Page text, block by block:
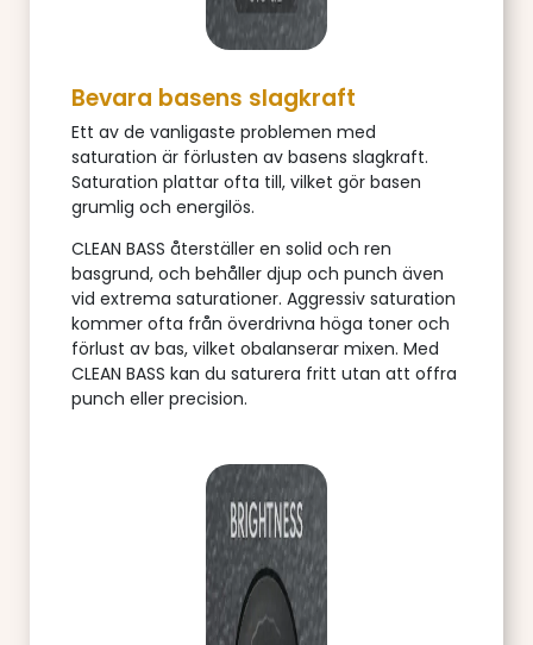
Bevara basens slagkraft
Ett av de vanligaste problemen med
saturation är förlusten av basens slagkraft.
Saturation plattar ofta till, vilket gör basen
grumlig och energilös.
CLEAN BASS återställer en solid och ren
basgrund, och behåller djup och punch även
vid extrema saturationer. Aggressiv saturation
kommer ofta från överdrivna höga toner och
förlust av bas, vilket obalanserar mixen. Med
CLEAN BASS kan du saturera fritt utan att offra
punch eller precision.